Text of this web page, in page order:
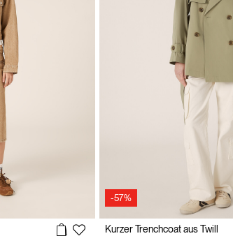
-57%
Kurzer Trenchcoat aus Twill